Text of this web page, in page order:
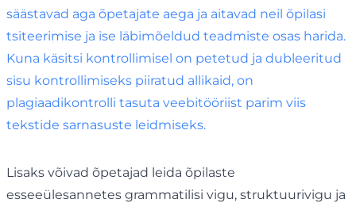
säästavad aga õpetajate aega ja aitavad neil õpilasi
tsiteerimise ja ise läbimõeldud teadmiste osas harida.
Kuna käsitsi kontrollimisel on petetud ja dubleeritud
sisu kontrollimiseks piiratud allikaid, on
plagiaadikontrolli tasuta veebitööriist parim viis
tekstide sarnasuste leidmiseks.
Lisaks võivad õpetajad leida õpilaste
esseeülesannetes grammatilisi vigu, struktuurivigu ja